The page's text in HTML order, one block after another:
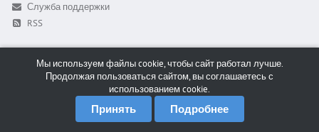
Служба поддержки
RSS
Мы используем файлы cookie, чтобы сайт работал лучше.
Продолжая пользоваться сайтом, вы соглашаетесь с
использованием cookie.
Принять Подробнее